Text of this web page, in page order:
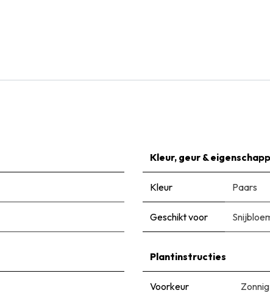
Kleur, geur &
Kleur Paars
Geschikt voor
Plantinstructies
Voorkeur
Zonnig